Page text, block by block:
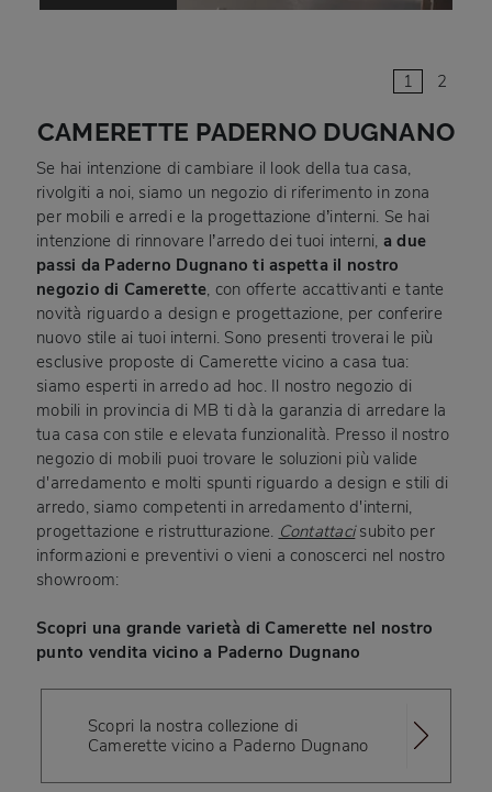
1 2
CAMERETTE PADERNO DUGNANO
Se hai intenzione di cambiare il look della tua casa,
rivolgiti a noi, siamo un negozio di riferimento in zona
per mobili e arredi e la progettazione d’interni. Se hai
intenzione di rinnovare l’arredo dei tuoi interni, a due
passi da Paderno Dugnano ti aspetta il nostro
negozio di Camerette, con offerte accattivanti e tante
novità riguardo a design e progettazione, per conferire
nuovo stile ai tuoi interni. Sono presenti troverai le più
esclusive proposte di Camerette vicino a casa tua:
siamo esperti in arredo ad hoc. Il nostro negozio di
mobili in provincia di MB ti dà la garanzia di arredare la
tua casa con stile e elevata funzionalità. Presso il nostro
negozio di mobili puoi trovare le soluzioni più valide
d'arredamento e molti spunti riguardo a design e stili di
arredo, siamo competenti in arredamento d'interni,
progettazione e ristrutturazione. Contattacisubito per
informazioni e preventivi o vieni a conoscerci nel nostro
showroom:
Scopri una grande varietà di Camerette nel nostro
punto vendita vicino a Paderno Dugnano
Scopri la nostra collezione di
Camerette vicino a Paderno Dugnano